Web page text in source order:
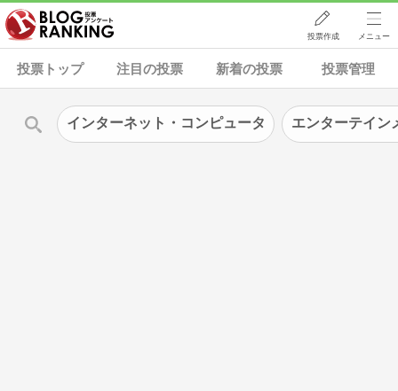
投票作成 メニュー
投票トップ 注目の投票 新着の投票 投票管理
インターネット・コンピュータ エンターテイン